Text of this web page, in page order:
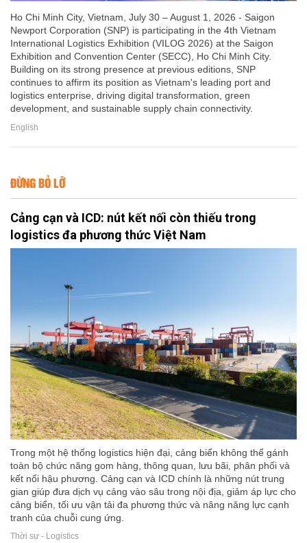
Ho Chi Minh City, Vietnam, July 30 – August 1, 2026 - Saigon
Newport Corporation (SNP) is participating in the 4th Vietnam
International Logistics Exhibition (VILOG 2026) at the Saigon
Exhibition and Convention Center (SECC), Ho Chi Minh City.
Building on its strong presence at previous editions, SNP
continues to affirm its position as Vietnam's leading port and
logistics enterprise, driving digital transformation, green
development, and sustainable supply chain connectivity.
English
ĐỪNG BỎ LỠ
Cảng cạn và ICD: nút kết nối còn thiếu trong
logistics đa phương thức Việt Nam
Trong một hệ thống logistics hiện đại, cảng biển không thể gánh
toàn bộ chức năng gom hàng, thông quan, lưu bãi, phân phối và
kết nối hậu phương. Cảng cạn và ICD chính là những nút trung
gian giúp đưa dịch vụ cảng vào sâu trong nội địa, giảm áp lực cho
cảng biển, tối ưu vận tải đa phương thức và nâng năng lực cạnh
tranh của chuỗi cung ứng.
Thời sự - Logistics